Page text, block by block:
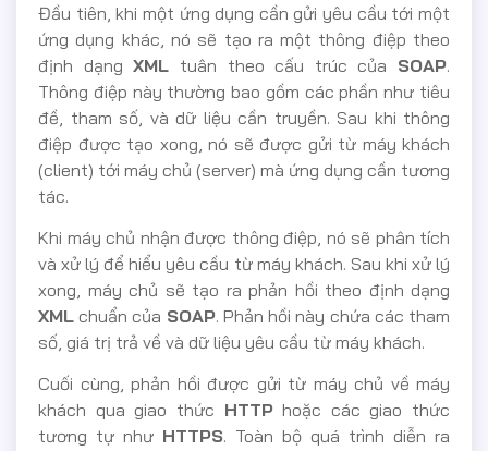
Đầu tiên, khi một ứng dụng cần gửi yêu cầu tới một
ứng dụng khác, nó sẽ tạo ra một thông điệp theo
định dạngXML tuân theo cấu trúc của SOAP.
Thông điệp này thường bao gồm các phần như tiêu
đề, tham số, và dữ liệu cần truyền. Sau khi thông
điệp được tạo xong, nó sẽ được gửi từ máy khách
(client) tới máy chủ (server) mà ứng dụng cần tương
tác.
Khi máy chủ nhận được thông điệp, nó sẽ phân tích
và xử lý để hiểu yêu cầu từ máy khách. Sau khi xử lý
xong, máy chủ sẽ tạo ra phản hồi theo định dạng
XML chuẩn của SOAP. Phản hồi này chứa các tham
số, giá trị trả về và dữ liệu yêu cầu từ máy khách.
Cuối cùng, phản hồi được gửi từ máy chủ về máy
khách qua giao thức HTTPhoặc các giao thức
tương tự như HTTPS. Toàn bộ quá trình diễn ra